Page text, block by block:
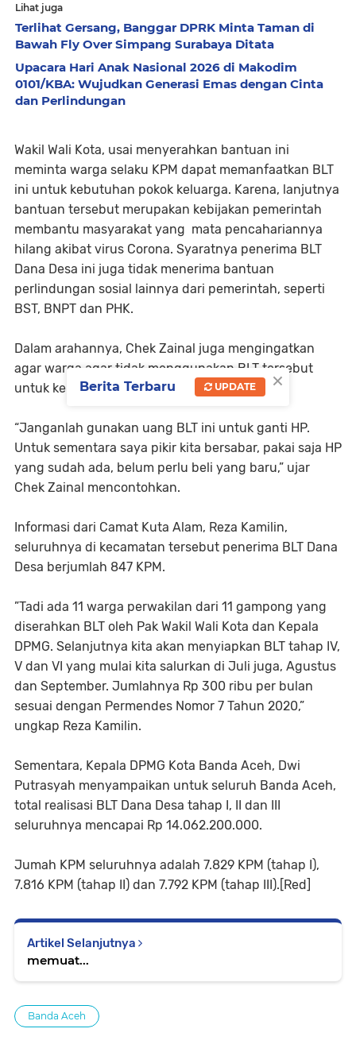
Lihat juga
Terlihat Gersang, Banggar DPRK Minta Taman di
Bawah Fly Over Simpang Surabaya Ditata
Upacara Hari Anak Nasional 2026 di Makodim
0101/KBA: Wujudkan Generasi Emas dengan Cinta
dan Perlindungan
Wakil Wali Kota, usai menyerahkan bantuan ini
meminta warga selaku KPM dapat memanfaatkan BLT
ini untuk kebutuhan pokok keluarga. Karena, lanjutnya
bantuan tersebut merupakan kebijakan pemerintah
membantu masyarakat yang mata pencahariannya
hilang akibat virus Corona. Syaratnya penerima BLT
Dana Desa ini juga tidak menerima bantuan
perlindungan sosial lainnya dari pemerintah, seperti
BST, BNPT dan PHK.
Dalam arahannya, Chek Zainal juga mengingatkan
agar warga agar tidak menggunakan BLT tersebut
untuk kebutuhan yang tidak mendesak.
“Janganlah gunakan uang BLT ini untuk ganti HP.
Untuk sementara saya pikir kita bersabar, pakai saja HP
yang sudah ada, belum perlu beli yang baru,” ujar
Chek Zainal mencontohkan.
Informasi dari Camat Kuta Alam, Reza Kamilin,
seluruhnya di kecamatan tersebut penerima BLT Dana
Desa berjumlah 847 KPM.
”Tadi ada 11 warga perwakilan dari 11 gampong yang
diserahkan BLT oleh Pak Wakil Wali Kota dan Kepala
DPMG. Selanjutnya kita akan menyiapkan BLT tahap IV,
V dan VI yang mulai kita salurkan di Juli juga, Agustus
dan September. Jumlahnya Rp 300 ribu per bulan
sesuai dengan Permendes Nomor 7 Tahun 2020,”
ungkap Reza Kamilin.
Sementara, Kepala DPMG Kota Banda Aceh, Dwi
Putrasyah menyampaikan untuk seluruh Banda Aceh,
total realisasi BLT Dana Desa tahap I, II dan III
seluruhnya mencapai Rp 14.062.200.000.
Jumah KPM seluruhnya adalah 7.829 KPM (tahap I),
7.816 KPM (tahap II) dan 7.792 KPM (tahap III).[Red]
Artikel Selanjutnya
memuat...
Banda Aceh
×
Berita Terbaru UPDATE